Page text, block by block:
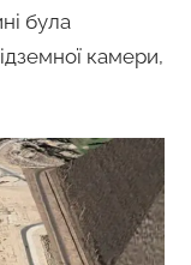
була
камери,